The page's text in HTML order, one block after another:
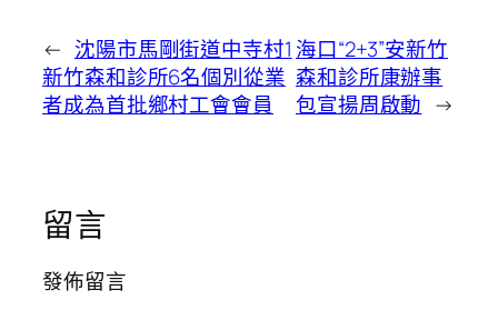
← 沈陽市馬剛街道中寺村1
新竹森和診所6名個別從業
者成為首批鄉村工會會員
海口“2+3”安新竹
森和診所康辦事
包宣揚周啟動 →
留言
發佈留言